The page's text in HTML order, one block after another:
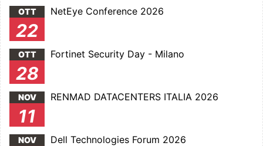
OTT
22
NetEye Conference 2026
OTT
28
Fortinet Security Day - Milano
NOV
11
RENMAD DATACENTERS ITALIA 2026
NOV Dell Technologies Forum 2026